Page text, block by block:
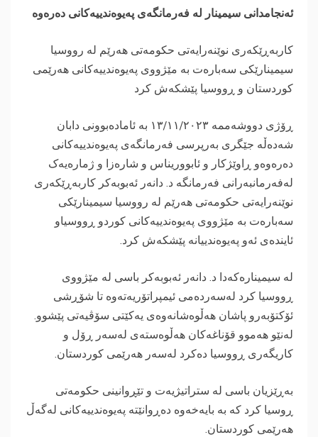
‎کاربەڕێکەری نوێنەرایەتی حکومەتی هەرێم لە رووسیا
سیمینارێکی سەبارەت بە مێژووی پەیوەندییەکانی هەرێمی
کوردستان و ڕووسیا پێشکەش کرد
‎ڕۆژی دووشەممە ١٣/١١/٢٠٢٣ بە ئامادەبوونی دابان
شەدەڵە جێگری بەرپرسی فەرمانگەی پەیوەندییەکانی
دەرەوەو ڕاوێژکار و ئابووریناس و شارەزا و ژمارەیەک
لەفەرمانبەرانی فەرمانگە د. دانەر ئەبوبەکر کاربەڕێکەری
نوێنەرایەتی حکومەتی هەرێم لە رووسیا سیمینارێکی
سەبارەت بە مێژووی پەیوەندییەکانی کوردو ڕووسیاو
ئایندەی ئەو پەیوەندییانە پێشکەش کرد.
‎لە سیمینارەکەدا د. دانەر ئەبوبەکر باسی لە مێژووی
ڕووسیا کرد لەسەردەمی ئیمپراتۆریەتەوە تا شۆڕشی
ئۆکتۆبەرو پاشان هەڵوەشانەوەی یەکێتی سۆڤیەتی پێشوو.
لەنێو هەموو قۆناغەکان هەڵوەستەی لەسەر ڕۆل و
کاریگەری ڕووسیا دەکرد لەسەر هەرێمی کوردستان.
‎بەڕێزیان باسی لە ستراتیژیەت و تێڕوانینی حکومەتی
ڕوسیا کرد کە بە بایەخەوە دەڕوانێتە پەیوەندییەکانی لەگەڵ
هەرێمی کوردستان.